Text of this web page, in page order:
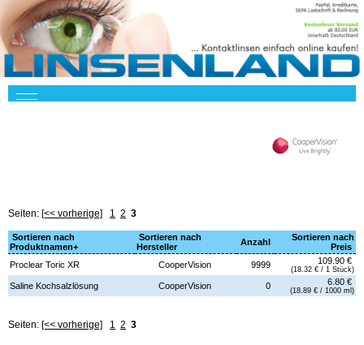
Seiten: [<< vorherige] 1 2 3
Sortieren nach
Produktnamen+
Sortieren nach
Hersteller
Anzahl
Sortieren nach
Preis
Proclear Toric XR
CooperVision 9999 109.90 €
(18.32 € / 1 Stück)
Saline Kochsalzlösung CooperVision 0 6.80 €
(18.89 € / 1000 ml)
Seiten: [<< vorherige] 1 2 3